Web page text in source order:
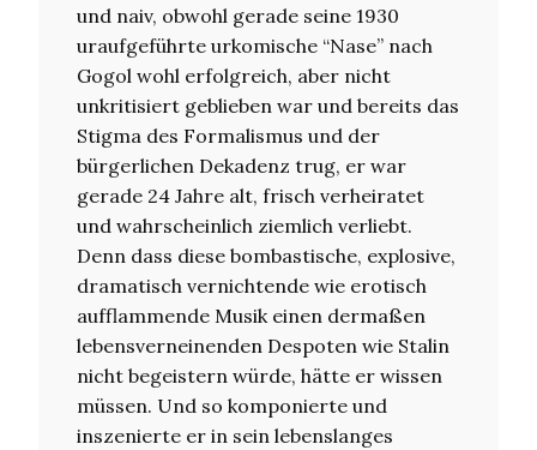
und naiv, obwohl gerade seine 1930
uraufgeführte urkomische “Nase” nach
Gogol wohl erfolgreich, aber nicht
unkritisiert geblieben war und bereits das
Stigma des Formalismus und der
bürgerlichen Dekadenz trug, er war
gerade 24 Jahre alt, frisch verheiratet
und wahrscheinlich ziemlich verliebt.
Denn dass diese bombastische, explosive,
dramatisch vernichtende wie erotisch
aufflammende Musik einen dermaßen
lebensverneinenden Despoten wie Stalin
nicht begeistern würde, hätte er wissen
müssen. Und so komponierte und
inszenierte er in sein lebenslanges